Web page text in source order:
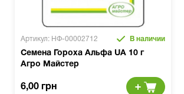
Артикул: НФ-00002712 В наличии
Семена Гороха Альфа UA 10 г
Агро Майстер
6,00 грн